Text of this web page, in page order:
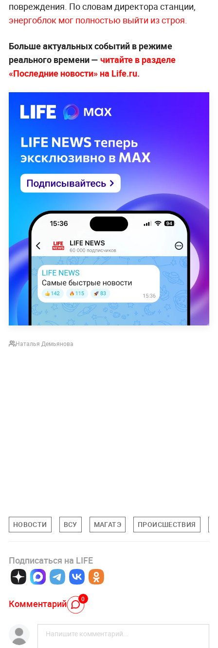
повреждения. По словам директора станции,
энергоблок мог полностью выйти из строя.
Больше актуальных событий в режиме
реального времени — читайте в разделе
«Последние новости» на Life.ru.
Наталья Демьянова
НОВОСТИ ВСУ МАГАТЭ ПРОИСШЕСТВИЯ
Подписаться на LIFE
Комментарий 0